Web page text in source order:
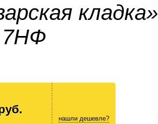
кладка»
нашли дешевле?